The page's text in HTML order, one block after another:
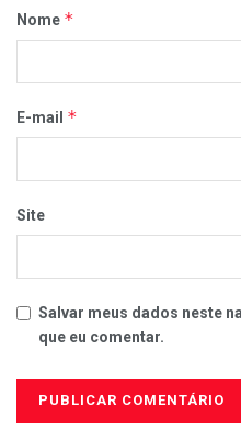
Nome *
E-mail *
Site
Salvar meus dados neste
que eu comentar.